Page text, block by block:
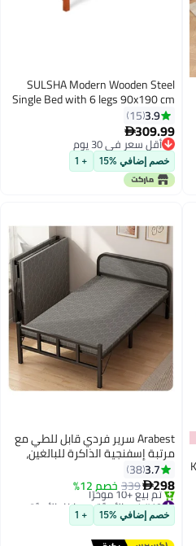
SULSHA Modern Wooden Steel
Single Bed with 6 legs 90x190 cm
3.9
15
309.99
أقل سعر في 30 يوم
أقل سعر في 30 يوم
خصم إضافي %15 + 1
Arabest سرير فردي قابل للطي مع
مرتبة إسفنجية الذاكرة للبالغين،
سرير ضيوف محمول قابل للطي مع
لوح أمامي وإطار فولاذي قوي على
عجلات، 186 × 75 سم
3.7
38
298
339خصم 12% #19 في الأسرَّة وهياكل الأسرَّة
بتخلّص بسرعة
تم بيع +10 مؤخرًا
#19 في الأسرَّة وهياكل الأسرَّة
خصم إضافي %15 + 1